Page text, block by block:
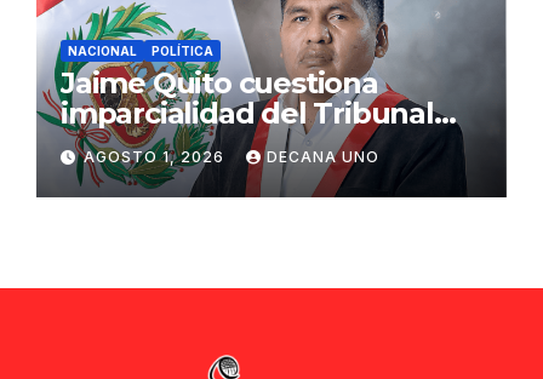
NACIONAL POLÍTICA
Jaime Quito cuestiona
imparcialidad del Tribunal
Constitucional tras liberación
de Ollanta Humala
AGOSTO 1, 2026 DECANA UNO